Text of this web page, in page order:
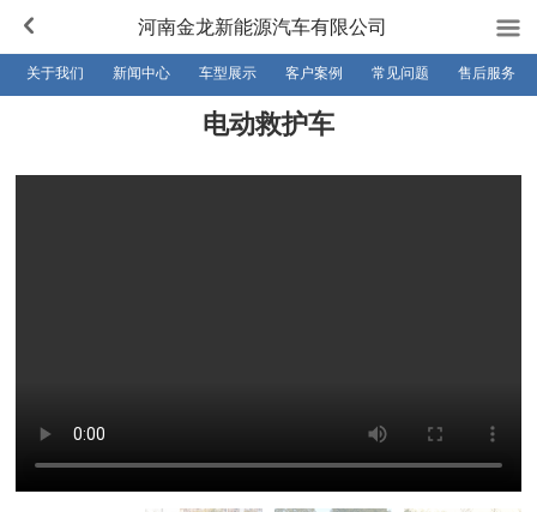
河南金龙新能源汽车有限公司
关于我们 新闻中心 车型展示 客户案例 常见问题 售后服务
电动救护车